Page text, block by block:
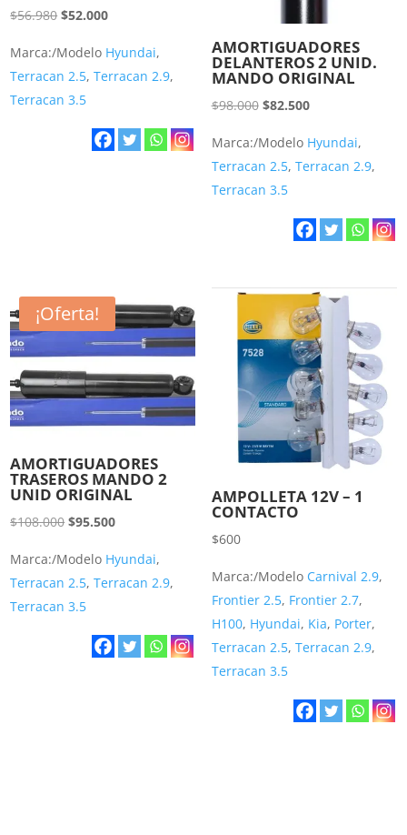
$56.980 El
original
era:
$56.980.
$52.000El
actual
es:
Marca:/Modelo Hyundai,
Terracan 2.5,Terracan 2.9,
Terracan 3.5
AMORTIGUADORES
DELANTEROS 2 UNID.
MANDO ORIGINAL
$98.000 El
original
era:
$98.000.
$82.500El
actual
es:
Marca:/Modelo Hyundai,
Terracan 2.5, Terracan 2.9,
Terracan 3.5
¡Oferta!
AMORTIGUADORES
TRASEROS MANDO 2
UNID ORIGINAL
$108.000 El
original
era:
$108.000.
$95.500El
actual
es:
Marca:/Modelo Hyundai,
Terracan 2.5,Terracan 2.9,
Terracan 3.5
AMPOLLETA 12V – 1
CONTACTO
$600
Marca:/Modelo Carnival 2.9,
Frontier 2.5, Frontier 2.7,
H100, Hyundai, Kia, Porter,
Terracan 2.5, Terracan 2.9,
Terracan 3.5